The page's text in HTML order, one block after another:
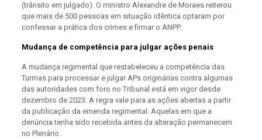
(trânsito em julgado). O ministro Alexandre de Moraes reiterou
que mais de 500 pessoas em situação idêntica optaram por
confessar a prática dos crimes e firmar o ANPP.
Mudança de competência para julgar ações penais
A mudança regimental que restabeleceu a competência das
Turmas para processar e julgar APs originárias contra algumas
das autoridades com foro no Tribunal está em vigor desde
dezembro de 2023. A regra vale para as ações abertas a partir
da publicação da emenda regimental. Aquelas em que a
denúncia tenha sido recebida antes da alteração permanecem
no Plenário.